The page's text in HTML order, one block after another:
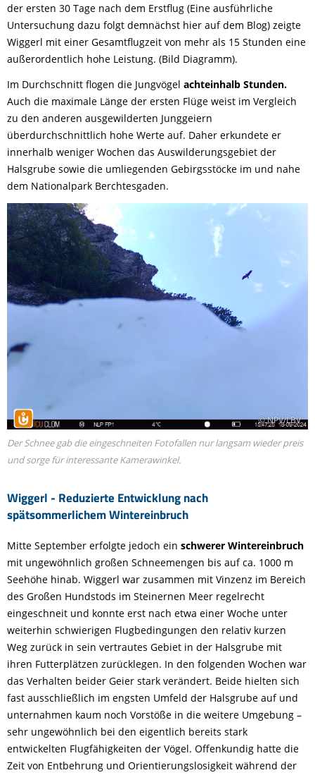
der ersten 30 Tage nach dem Erstflug (Eine ausführliche
Untersuchung dazu folgt demnächst hier auf dem Blog) zeigte
Wiggerl mit einer Gesamtflugzeit von mehr als 15 Stunden eine
außerordentlich hohe Leistung. (Bild Diagramm).
Im Durchschnitt flogen die Jungvögel achteinhalb Stunden.
Auch die maximale Länge der ersten Flüge weist im Vergleich
zu den anderen ausgewilderten Junggeiern
überdurchschnittlich hohe Werte auf. Daher erkundete er
innerhalb weniger Wochen das Auswilderungsgebiet der
Halsgrube sowie die umliegenden Gebirgsstöcke im und nahe
dem Nationalpark Berchtesgaden.
Wiggerl - Reduzierte Entwicklung nach
spätsommerlichem Wintereinbruch
© NPV/LBV
Der Schnee gab die eingeschneiten Fotofallen nur langsam wieder preis
und sorge für interessante Kamerawinkel.
Mitte September erfolgte jedoch ein schwerer Wintereinbruch
mit ungewöhnlich großen Schneemengen bis auf ca. 1000 m
Seehöhe hinab. Wiggerl war zusammen mit Vinzenz im Bereich
des Großen Hundstods im Steinernen Meer regelrecht
eingeschneit und konnte erst nach etwa einer Woche unter
weiterhin schwierigen Flugbedingungen den relativ kurzen
Weg zurück in sein vertrautes Gebiet in der Halsgrube mit
ihren Futterplätzen zurücklegen. In den folgenden Wochen war
das Verhalten beider Geier stark verändert. Beide hielten sich
fast ausschließlich im engsten Umfeld der Halsgrube auf und
unternahmen kaum noch Vorstöße in die weitere Umgebung –
sehr ungewöhnlich bei den eigentlich bereits stark
entwickelten Flugfähigkeiten der Vögel. Offenkundig hatte die
Zeit von Entbehrung und Orientierungslosigkeit während der